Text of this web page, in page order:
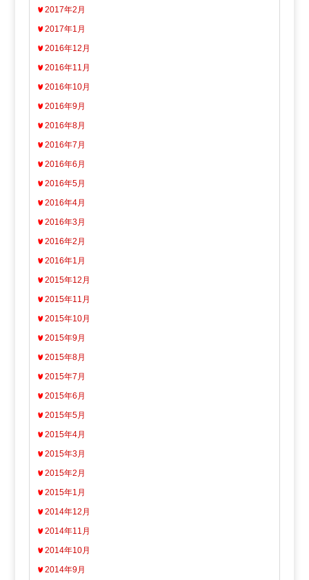
2017年2月
2017年1月
2016年12月
2016年11月
2016年10月
2016年9月
2016年8月
2016年7月
2016年6月
2016年5月
2016年4月
2016年3月
2016年2月
2016年1月
2015年12月
2015年11月
2015年10月
2015年9月
2015年8月
2015年7月
2015年6月
2015年5月
2015年4月
2015年3月
2015年2月
2015年1月
2014年12月
2014年11月
2014年10月
2014年9月